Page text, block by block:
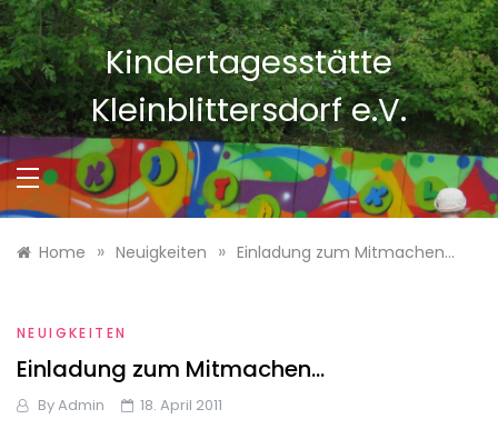
Skip
to
content
Kindertagesstätte
Kleinblittersdorf e.V.
Home » Neuigkeiten » Einladung zum Mitmachen…
NEUIGKEITEN
Einladung zum Mitmachen…
ByAdmin 18. April 2011